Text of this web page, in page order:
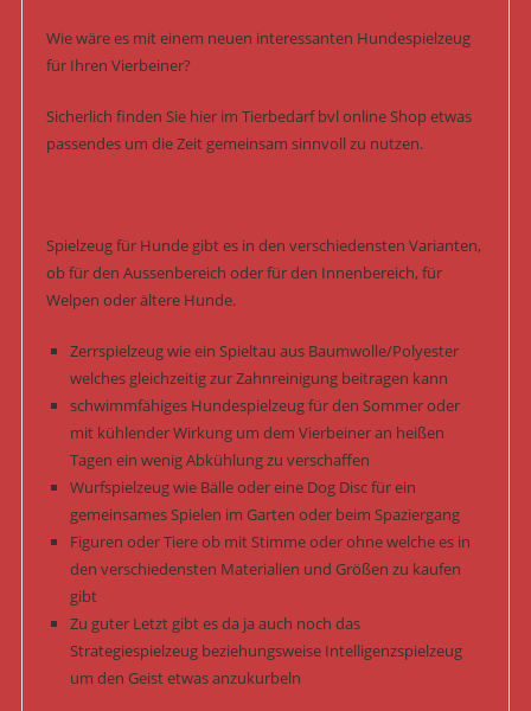
Wie wäre es mit einem neuen interessanten Hundespielzeug
für Ihren Vierbeiner?
Sicherlich finden Sie hier im Tierbedarf bvl online Shop etwas
passendes um die Zeit gemeinsam sinnvoll zu nutzen.
Spielzeug für Hunde gibt es in den verschiedensten Varianten,
ob für den Aussenbereich oder für den Innenbereich, für
Welpen oder ältere Hunde.
Zerrspielzeug wie ein Spieltau aus Baumwolle/Polyester
welches gleichzeitig zur Zahnreinigung beitragen kann
schwimmfähiges Hundespielzeug für den Sommer oder
mit kühlender Wirkung um dem Vierbeiner an heißen
Tagen ein wenig Abkühlung zu verschaffen
Wurfspielzeug wie Bälle oder eine Dog Disc für ein
gemeinsames Spielen im Garten oder beim Spaziergang
Figuren oder Tiere ob mit Stimme oder ohne welche es in
den verschiedensten Materialien und Größen zu kaufen
gibt
Zu guter Letzt gibt es da ja auch noch das
Strategiespielzeug beziehungsweise Intelligenzspielzeug
um den Geist etwas anzukurbeln